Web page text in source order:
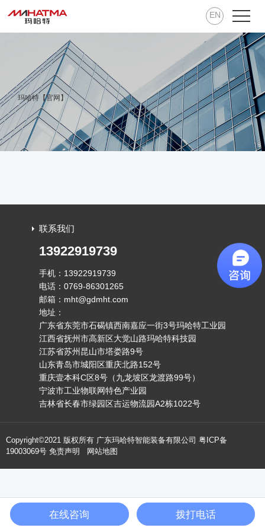
EN
玛哈特【官网】
联系我们
13922919739
手机：13922919739
电话：0769-86301265
邮箱：mht@gdmht.com
地址：
广东省东莞市石碣镇西南嘉应一街3号玛哈特工业园
江西省抚州市高新区大觉山路玛哈特科技园
江苏省苏州昆山市塔娄路9号
山东青岛市城阳区重庆北路152号
重庆壹本科C区8号（九龙坡区龙渡路99号）
宁波市工业物联网特色产业园
吉林省长春市绿园区吉运物流园A2栋1022号
Copyright©2021 版权所有 广东玛哈特智能装备有限公司 粤ICP备
19003069号 免责声明 网站地图
产品中心
2575-
复制微信号添加好友  电话咨询
在线咨询 拨打电话